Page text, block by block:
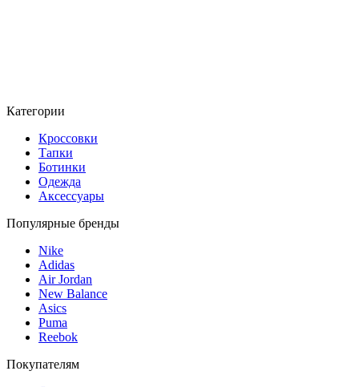
Категории
Кроссовки
Тапки
Ботинки
Одежда
Аксессуары
Популярные бренды
Nike
Adidas
Air Jordan
New Balance
Asics
Puma
Reebok
Покупателям